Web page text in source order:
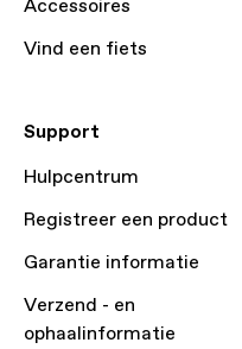
Accessoires
Vind een fiets
Support
Hulpcentrum
Registreer een product
Garantie informatie
Verzend - en
ophaalinformatie